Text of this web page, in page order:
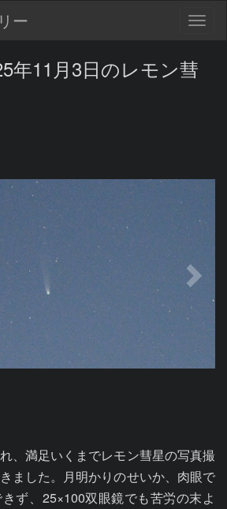
ー
年11月3日のレモン彗
、満足いくまでレモン彗星の写真撮
ました。月明かりのせいか、肉眼で
ず、25×100双眼鏡でも苦労の末よ